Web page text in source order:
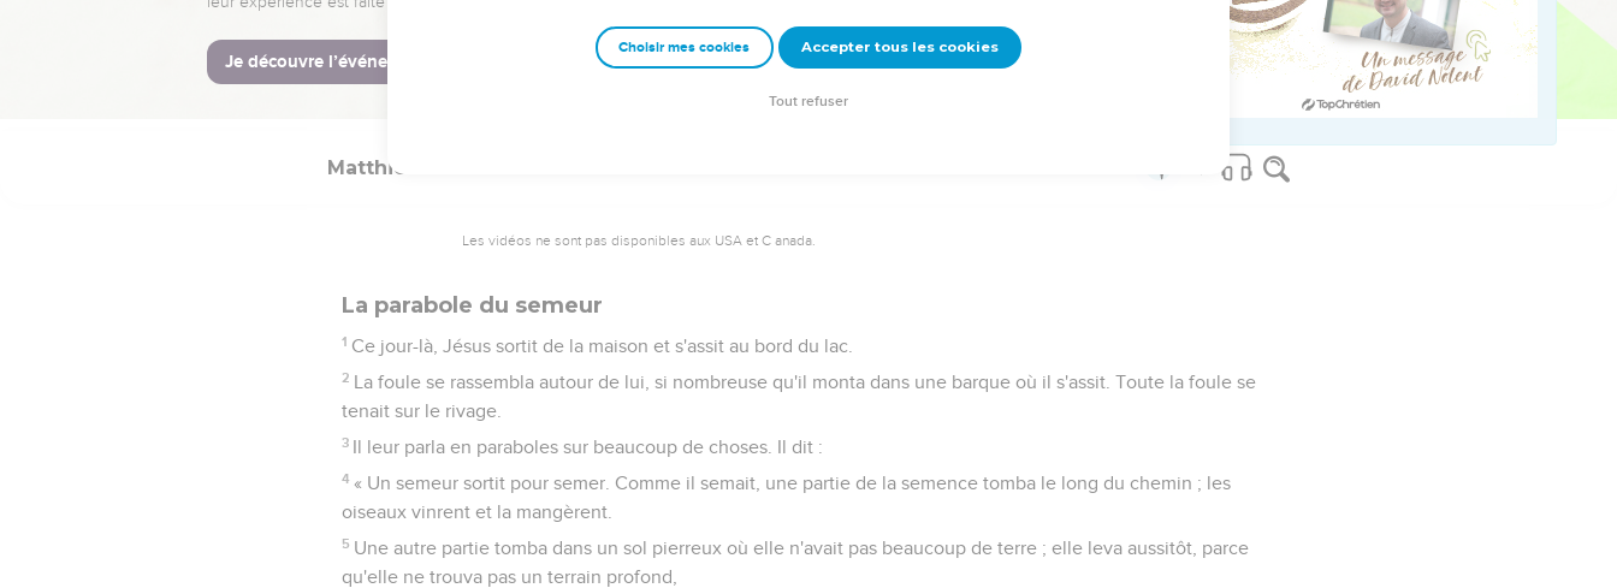
Mais Jésus répondit à celui qui lui parlait : « Qui est ma mère et qui sont mes frères ? »
49 Puis il tendit la main vers ses disciples et dit : « Voici ma mère et mes frères.
En effet, celui qui fait la volonté de mon Père céleste, celui-là est mon frère, ma sœur, ma mère. »
Matthieu
Les vidéos ne sont pas disponibles aux USA et C anada.
La parabole du semeur
1 Ce jour-là, Jésus sortit de la maison et s'assit au bord du lac.
2 La foule se rassembla autour de lui, si nombreuse qu'il monta dans une barque où il s'assit. Toute la foule se
tenait sur le rivage.
3 Il leur parla en paraboles sur beaucoup de choses. Il dit :
4 « Un semeur sortit pour semer. Comme il semait, une partie de la semence tomba le long du chemin ; les
oiseaux vinrent et la mangèrent.
5 Une autre partie tomba dans un sol pierreux où elle n'avait pas beaucoup de terre ; elle leva aussitôt, parce
qu'elle ne trouva pas un terrain profond,
Choisir mes cookies Accepter tous les cookies
Tout refuser